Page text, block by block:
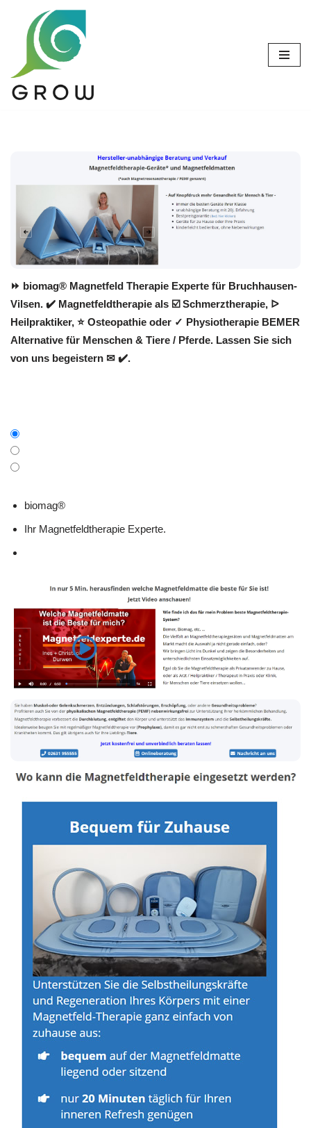
Zum
springen
⏩ biomag® Magnetfeld Therapie Experte für Bruchhausen-
Vilsen. ✔️ Magnetfeldtherapie als ☑️ Schmerztherapie, ᐅ
Heilpraktiker, ⭐ Osteopathie oder ✓ Physiotherapie BEMER
Alternative für Menschen & Tiere / Pferde. Lassen Sie sich
von uns begeistern ✉ ✔️.
biomag®
Ihr Magnetfeldtherapie Experte.